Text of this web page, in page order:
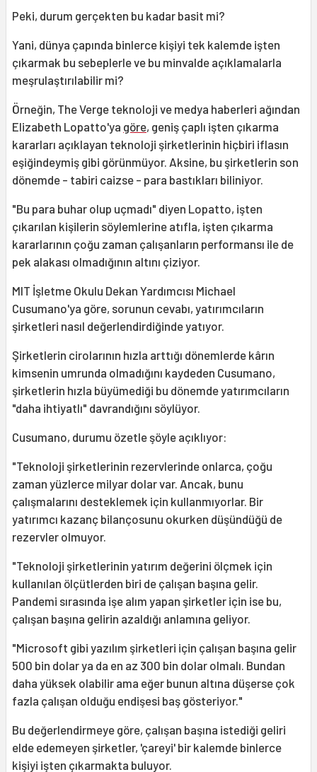
Peki, durum gerçekten bu kadar basit mi?
Yani, dünya çapında binlerce kişiyi tek kalemde işten
çıkarmak bu sebeplerle ve bu minvalde açıklamalarla
meşrulaştırılabilir mi?
Örneğin, The Verge teknoloji ve medya haberleri ağından
Elizabeth Lopatto'ya göre, geniş çaplı işten çıkarma
kararları açıklayan teknoloji şirketlerinin hiçbiri iflasın
eşiğindeymiş gibi görünmüyor. Aksine, bu şirketlerin son
dönemde - tabiri caizse - para bastıkları biliniyor.
"Bu para buhar olup uçmadı" diyen Lopatto, işten
çıkarılan kişilerin söylemlerine atıfla, işten çıkarma
kararlarının çoğu zaman çalışanların performansı ile de
pek alakası olmadığının altını çiziyor.
MIT İşletme Okulu Dekan Yardımcısı Michael
Cusumano'ya göre, sorunun cevabı, yatırımcıların
şirketleri nasıl değerlendirdiğinde yatıyor.
Şirketlerin cirolarının hızla arttığı dönemlerde kârın
kimsenin umrunda olmadığını kaydeden Cusumano,
şirketlerin hızla büyümediği bu dönemde yatırımcıların
"daha ihtiyatlı" davrandığını söylüyor.
Cusumano, durumu özetle şöyle açıklıyor:
"Teknoloji şirketlerinin rezervlerinde onlarca, çoğu
zaman yüzlerce milyar dolar var. Ancak, bunu
çalışmalarını desteklemek için kullanmıyorlar. Bir
yatırımcı kazanç bilançosunu okurken düşündüğü de
rezervler olmuyor.
"Teknoloji şirketlerinin yatırım değerini ölçmek için
kullanılan ölçütlerden biri de çalışan başına gelir.
Pandemi sırasında işe alım yapan şirketler için ise bu,
çalışan başına gelirin azaldığı anlamına geliyor.
"Microsoft gibi yazılım şirketleri için çalışan başına gelir
500 bin dolar ya da en az 300 bin dolar olmalı. Bundan
daha yüksek olabilir ama eğer bunun altına düşerse çok
fazla çalışan olduğu endişesi baş gösteriyor."
Bu değerlendirmeye göre, çalışan başına istediği geliri
elde edemeyen şirketler, 'çareyi' bir kalemde binlerce
kişiyi işten çıkarmakta buluyor.